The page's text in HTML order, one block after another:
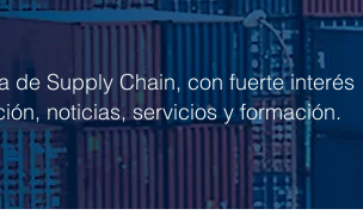
de Supply Chain, con fuerte interés
noticias, servicios y formación.